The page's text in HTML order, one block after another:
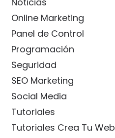
Online Marketing
Panel de Control
Programación
Seguridad
SEO Marketing
Social Media
Tutoriales
Tutoriales Crea Tu Web